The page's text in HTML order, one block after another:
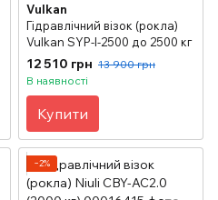
Vulkan
Гідравлічний візок (рокла)
Vulkan SYP-I-2500 до 2500 кг
12 510 грн 13 900 грн
В наявності
Купити
−2%